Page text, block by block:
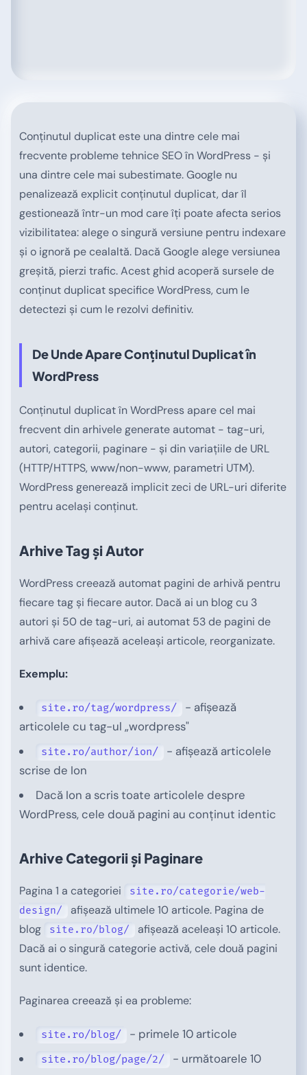
Conținutul duplicat este una dintre cele mai
frecvente probleme tehnice SEO în WordPress - și
una dintre cele mai subestimate. Google nu
penalizează explicit conținutul duplicat, dar îl
gestionează într-un mod care îți poate afecta serios
vizibilitatea: alege o singură versiune pentru indexare
și o ignoră pe cealaltă. Dacă Google alege versiunea
greșită, pierzi trafic. Acest ghid acoperă sursele de
conținut duplicat specifice WordPress, cum le
detectezi și cum le rezolvi definitiv.
De Unde Apare Conținutul Duplicat în
WordPress
Conținutul duplicat în WordPress apare cel mai
frecvent din arhivele generate automat - tag-uri,
autori, categorii, paginare - și din variațiile de URL
(HTTP/HTTPS, www/non-www, parametri UTM).
WordPress generează implicit zeci de URL-uri diferite
pentru același conținut.
Arhive Tag și Autor
WordPress creează automat pagini de arhivă pentru
fiecare tag și fiecare autor. Dacă ai un blog cu 3
autori și 50 de tag-uri, ai automat 53 de pagini de
arhivă care afișează aceleași articole, reorganizate.
Exemplu:
site.ro/tag/wordpress/
- afișează
articolele cu tag-ul „wordpress"
site.ro/author/ion/
- afișează articolele
scrise de Ion
Dacă Ion a scris toate articolele despre
WordPress, cele două pagini au conținut identic
Arhive Categorii și Paginare
Pagina 1 a categoriei
site.ro/categorie/web-
design/
afișează ultimele 10 articole. Pagina de
blog
site.ro/blog/
afișează aceleași 10 articole.
Dacă ai o singură categorie activă, cele două pagini
sunt identice.
Paginarea creează și ea probleme:
site.ro/blog/ - primele 10 articole
site.ro/blog/page/2/
- următoarele 10